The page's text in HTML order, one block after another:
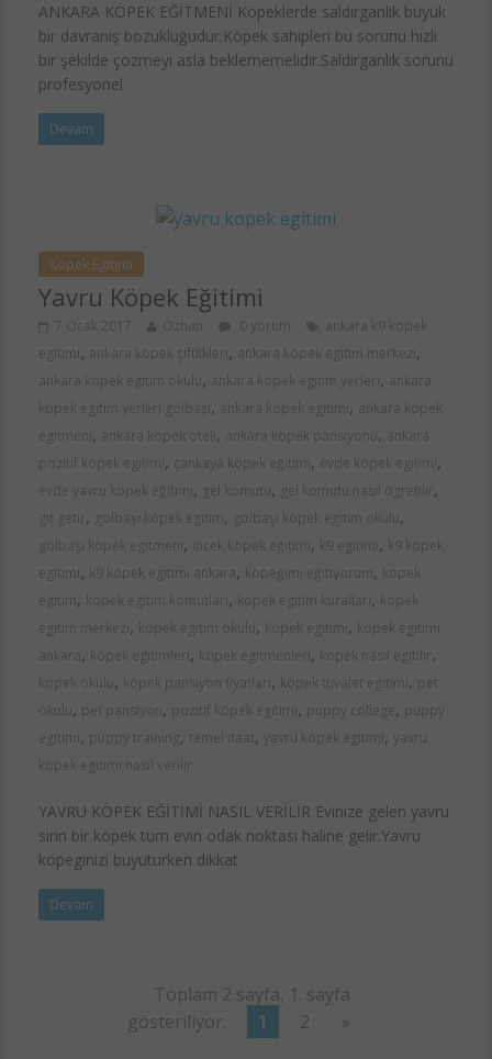
ANKARA KÖPEK EĞİTMENİ Köpeklerde saldirganlik büyük
bir davraniş bozukluğudur.Köpek sahipleri bu sorunu hızli
bir şekilde çözmeyi asla beklememelidir.Saldirganlık sorunu
profesyonel
Devam
Köpek Egitimi
Yavru Köpek Eğitimi
7 Ocak 2017 Özhan 0 yorum
ankara k9 köpek
egitimi , ankara köpek çiftlikleri , ankara köpek egitim merkezi ,
ankara köpek egitim okulu , ankara köpek egitim yerleri ,
ankara
köpek egitim yerleri gölbaşı , ankara köpek egitimi ,
ankara kopek
egitmeni , ankara köpek oteli , ankara köpek pansiyonu ,
ankara
pozitif kopek egitimi , çankaya köpek eğitimi , evde köpek egitimi ,
evde yavru köpek eğitimi , gel komutu , gel komutu nasıl ögretilir ,
git getir , gölbaşı köpek egitim , gölbaşı köpek egitim okulu ,
gölbaşı köpek egitmeni , incek köpek eğitimi , k9 egitimi ,
k9 köpek
egitimi , k9 köpek egitimi ankara , köpeğimi eğitiyorum ,
köpek
egitim , köpek egitim komutları , köpek egitim kurallari ,
kopek
egitim merkezi , köpek egitim okulu , köpek egitimi ,
köpek egitimi
ankara , köpek egitimleri , köpek egitmenleri , kopek nasil egitilir ,
kopek okulu , köpek pansiyon fiyatları , köpek tuvalet egitimi , pet
, pet pansiyon , pozitif köpek egitimi , puppy college , puppy
egitimi , puppy training, temel itaat, yavru kopek egitimi ,
yavru
köpek egitimi nasıl verilir
YAVRU KÖPEK EĞİTİMİ NASIL VERİLİR Evinize gelen yavru
sirin bir köpek tüm evin odak noktası haline gelir.Yavru
köpeginizi buyuturken dikkat
Devam
Toplam 2 sayfa, 1. sayfa
gösteriliyor.
1 2 »